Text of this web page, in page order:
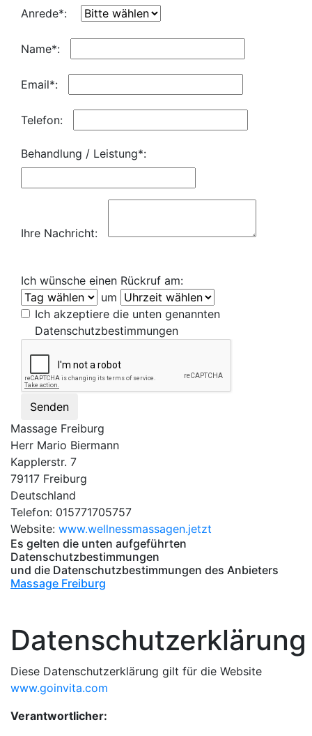
Anrede*:
Name*:
Email*:
Telefon:
Behandlung / Leistung*:
Ihre Nachricht:
Ich wünsche einen Rückruf am:
um
Ich akzeptiere die unten genannten
Datenschutzbestimmungen
Senden
Massage Freiburg
Herr Mario Biermann
Kapplerstr. 7
79117 Freiburg
Deutschland
Telefon: 015771705757
Website: www.wellnessmassagen.jetzt
Es gelten die unten aufgeführten
Datenschutzbestimmungen
und die Datenschutzbestimmungen des Anbieters
Massage Freiburg
Datenschutzerklärung
Diese Datenschutzerklärung gilt für die Website
www.goinvita.com
Verantwortlicher: